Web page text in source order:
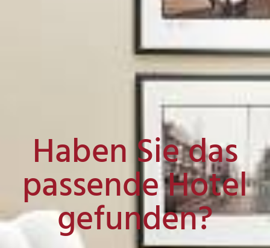
Haben Sie das
passende Hotel
gefunden?